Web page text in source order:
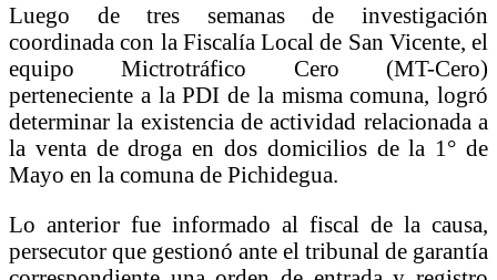
Luego de tres semanas de investigación
coordinada con la Fiscalía Local de San Vicente, el
equipo Mictrotráfico Cero (MT-Cero)
perteneciente a la PDI de la misma comuna, logró
determinar la existencia de actividad relacionada a
la venta de droga en dos domicilios de la 1° de
Mayo en la comuna de Pichidegua.
Lo anterior fue informado al fiscal de la causa,
persecutor que gestionó ante el tribunal de garantía